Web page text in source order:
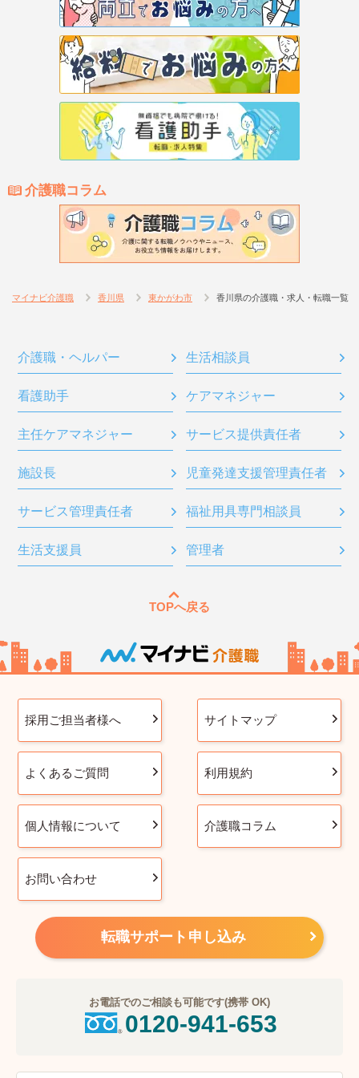
介護職コラム
マイナビ介護職 香川県 東かがわ市 香川県の介護職・求人・転職一覧
介護職・ヘルパー 生活相談員
看護助手 ケアマネジャー
主任ケアマネジャー サービス提供責任者
施設長 児童発達支援管理責任者
サービス管理責任者 福祉用具専門相談員
生活支援員 管理者
TOPへ戻る
採用ご担当者様へ サイトマップ
よくあるご質問 利用規約
個人情報について 介護職コラム
お問い合わせ
転職サポート申し込み
お電話でのご相談も可能です(携帯 OK)
0120-941-653